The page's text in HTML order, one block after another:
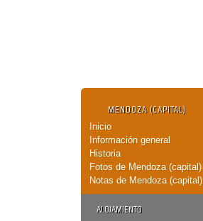
MENDOZA (CAPITAL)
Inicio
Información general
Historia
Fotos de Mendoza (capital)
Notas de Mendoza (capital)
ALOJAMIENTO